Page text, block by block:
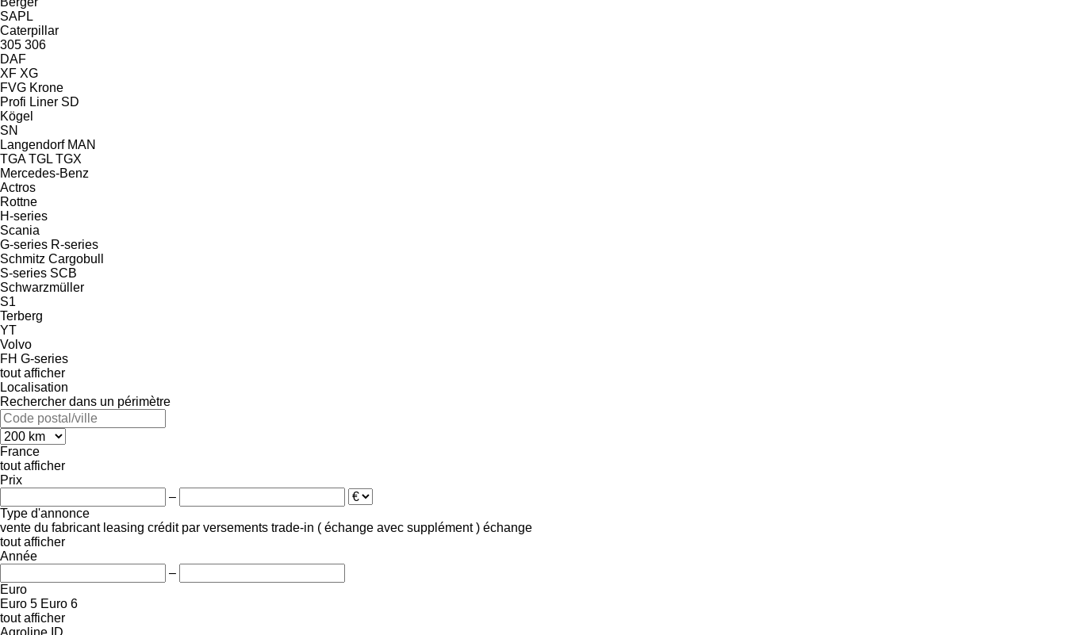
SAPL
Caterpillar
305 306
DAF
XF XG
FVG Krone
Profi Liner SD
Kögel
SN
Langendorf MAN
TGA TGL TGX
Mercedes-Benz
Actros
Rottne
H-series
Scania
G-series R-series
Schmitz Cargobull
S-series SCB
Schwarzmüller
S1
Terberg
YT
Volvo
FH G-series
tout afficher
Localisation
Rechercher dans un périmètre
France
tout afficher
Prix
–
Type d'annonce
vente du fabricant leasing crédit par versements trade-in ( échange avec supplément ) échange
tout afficher
Année
–
Euro
Euro 5 Euro 6
tout afficher
Agroline ID